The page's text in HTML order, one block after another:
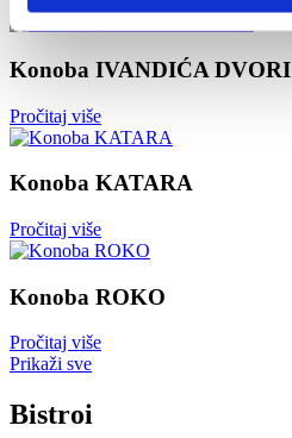
Konoba IVANDIĆA DVORI
Pročitaj više
Konoba KATARA
Pročitaj više
Konoba ROKO
Pročitaj više
Prikaži sve
Bistroi